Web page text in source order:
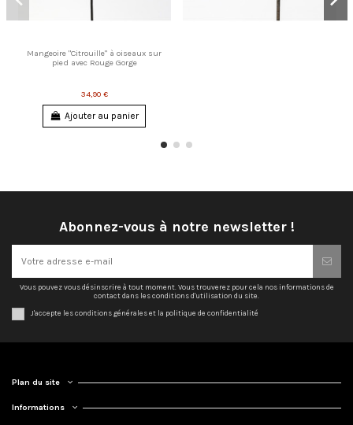
Mangeoire "Citrouille" à oiseaux sur
pied avec Rouge Gorge
34,90 €
Ajouter au panier
Abonnez-vous à notre newsletter !
Vous pouvez vous désinscrire à tout moment. Vous trouverez pour cela nos informations de
contact dans les conditions d'utilisation du site.
J'accepte les conditions générales et la politique de confidentialité
Plan du site
Informations